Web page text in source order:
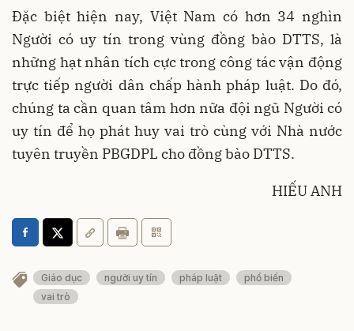
Đặc biệt hiện nay, Việt Nam có hơn 34 nghìn
Người có uy tín trong vùng đồng bào DTTS, là
những hạt nhân tích cực trong công tác vận động
trực tiếp người dân chấp hành pháp luật. Do đó,
chúng ta cần quan tâm hơn nữa đội ngũ Người có
uy tín để họ phát huy vai trò cùng với Nhà nước
tuyên truyền PBGDPL cho đồng bào DTTS.
HIẾU ANH
Giáo dục người uy tín pháp luật
phổ biến
vai trò